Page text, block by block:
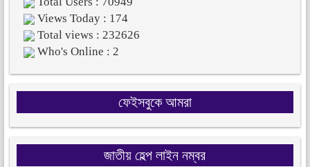
Views Today : 174
Total views : 232626
Who's Online : 2
ফেইসবুকে আমরা
জাতীয় হেল্প লাইন নম্বর